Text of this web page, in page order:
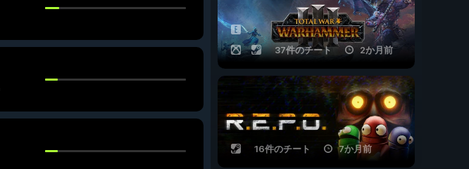
37件のチート 2か月前
16件のチート 7か月前